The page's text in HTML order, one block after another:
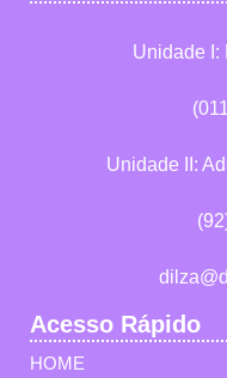
Unidade I:
Unidade II:
Acesso Rápido
HOME